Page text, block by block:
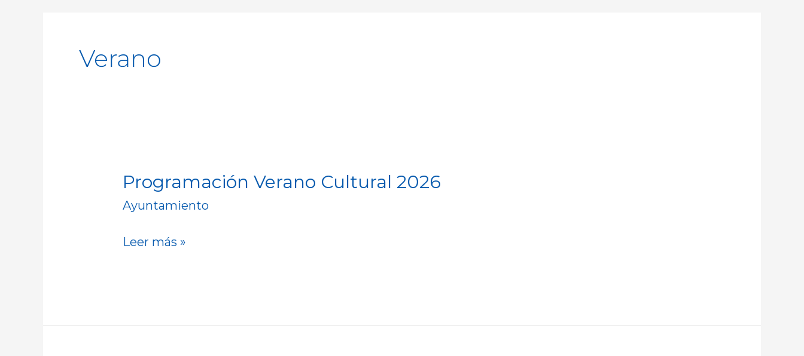
Verano
Programación Verano Cultural 2026
Ayuntamiento
Programación
Verano
2026
Leer más »